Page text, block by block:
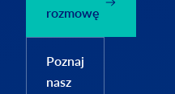
rozmowę
Poznaj
nasz